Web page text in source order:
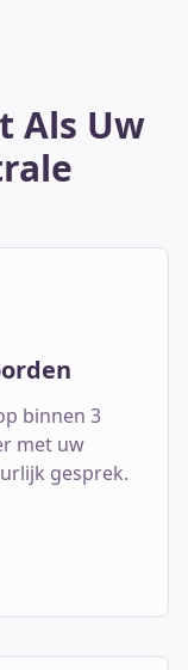
Als Uw
binnen 3
met uw
gesprek.